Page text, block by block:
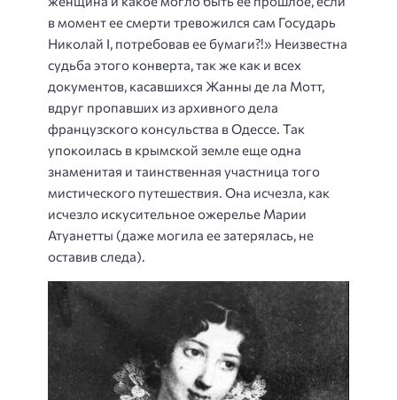
в момент ее смерти тревожился сам Государь
Николай I, потребовав ее бумаги?!» Неизвестна
судьба этого конверта, так же как и всех
документов, касавшихся Жанны де ла Мотт,
вдруг пропавших из архивного дела
французского консульства в Одессе. Так
упокоилась в крымской земле еще одна
знаменитая и таинственная участница того
мистического путешествия. Она исчезла, как
исчезло искусительное ожерелье Марии
Атуанетты (даже могила ее затерялась, не
оставив следа).